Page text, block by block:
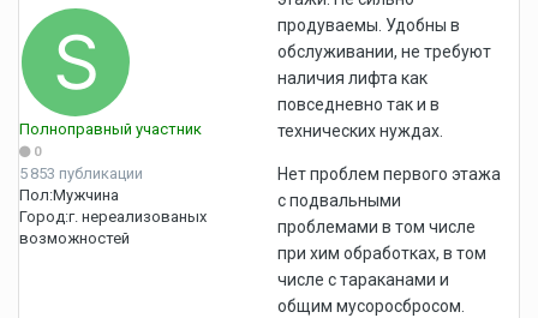
Полноправный участник
0
5 853 публикации
Пол:Мужчина
Город:г. нереализованых
возможностей
продуваемы. Удобны в
обслуживании, не требуют
наличия лифта как
повседневно так и в
технических нуждах.
Нет проблем первого этажа
с подвальными
проблемами в том числе
при хим обработках, в том
числе с тараканами и
общим мусоросбросом.